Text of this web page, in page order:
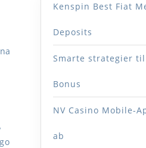
Kenspin Best Fiat
Deposits
Smarte strategier til
Bonus
NV Casino Mobile-
ab